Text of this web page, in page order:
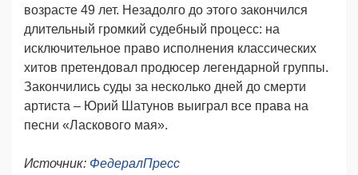
возрасте 49 лет. Незадолго до этого закончился
длительный громкий судебный процесс: на
исключительное право исполнения классических
хитов претендовал продюсер легендарной группы.
Закончились суды за несколько дней до смерти
артиста – Юрий Шатунов выиграл все права на
песни «Ласкового мая».
Источник: ФедералПресс